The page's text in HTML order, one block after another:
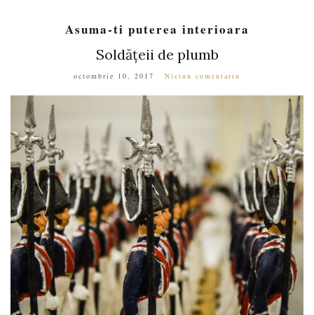
Asuma-ti puterea interioara
Soldățeii de plumb
octombrie 10, 2017 Niciun comentariu